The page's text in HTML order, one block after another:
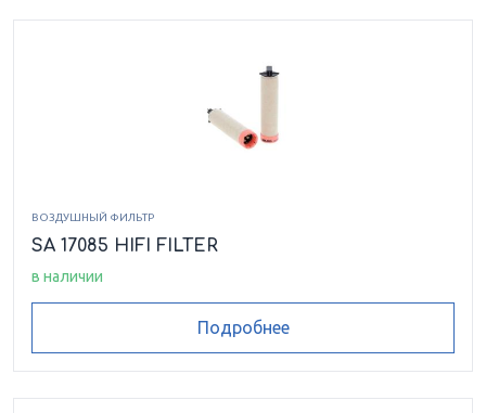
ВОЗДУШНЫЙ ФИЛЬТР
SA 17085 HIFI FILTER
в наличии
Подробнее